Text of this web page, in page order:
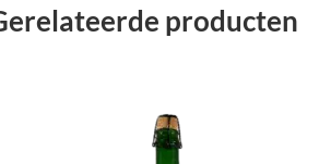
producten